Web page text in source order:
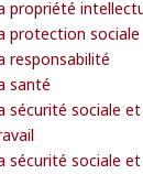
propriété
protection sociale
responsabilité
santé
sécurité sociale
sécurité sociale